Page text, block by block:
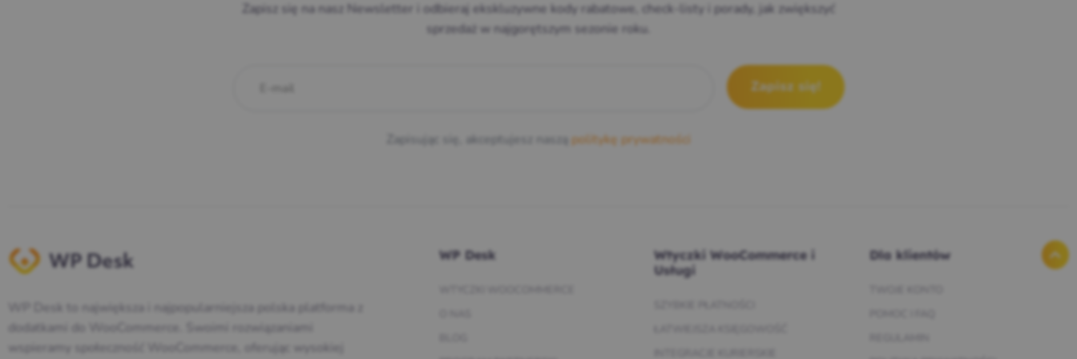
Zapisz się na nasz Newsletter i odbieraj ekskluzywne kody rabatowe, check-listy i porady, jak zwiększyć
sprzedaż w najgorętszym sezonie roku.
E-mail*
Zapisując się, akceptujesz naszą politykę prywatności
WP Desk to największa i najpopularniejsza polska platforma z
dodatkami do WooCommerce. Swoimi rozwiązaniami
wspieramy społeczność WooCommerce, oferując wysokiej
WP Desk
Wtyczki WooCommerce i
Usługi
Dla klientów